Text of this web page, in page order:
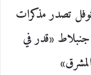
تصدر مذكرات
«قدر في